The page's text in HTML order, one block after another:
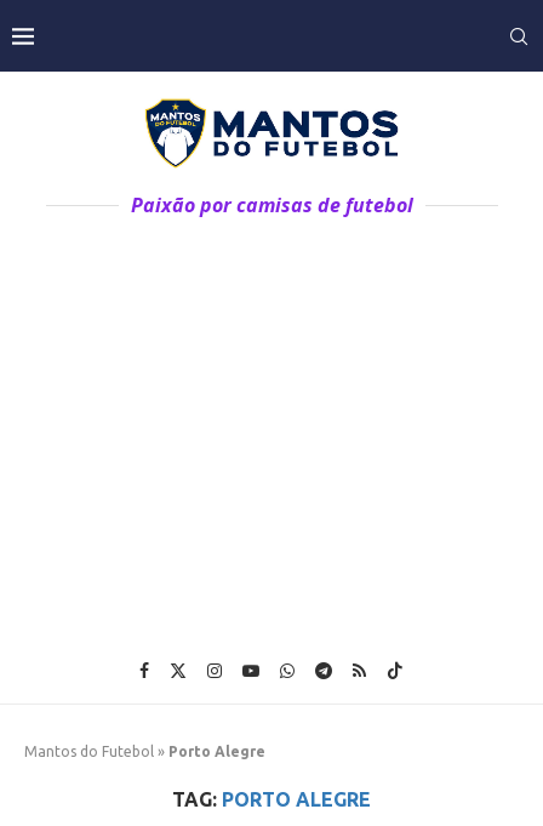
Paixão por camisas de futebol
Mantos do Futebol » Porto Alegre
TAG: PORTO ALEGRE